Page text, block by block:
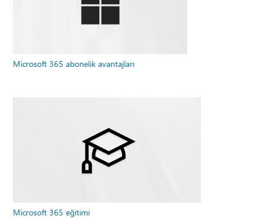
Microsoft 365 abonelik avantajları
Microsoft 365 eğitimi